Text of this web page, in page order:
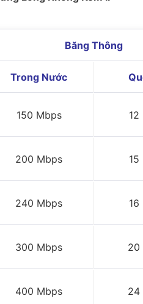
Băng Thông
Trong Nước
150 Mbps 12
200 Mbps 15
240 Mbps 16
300 Mbps 20
400 Mbps 24